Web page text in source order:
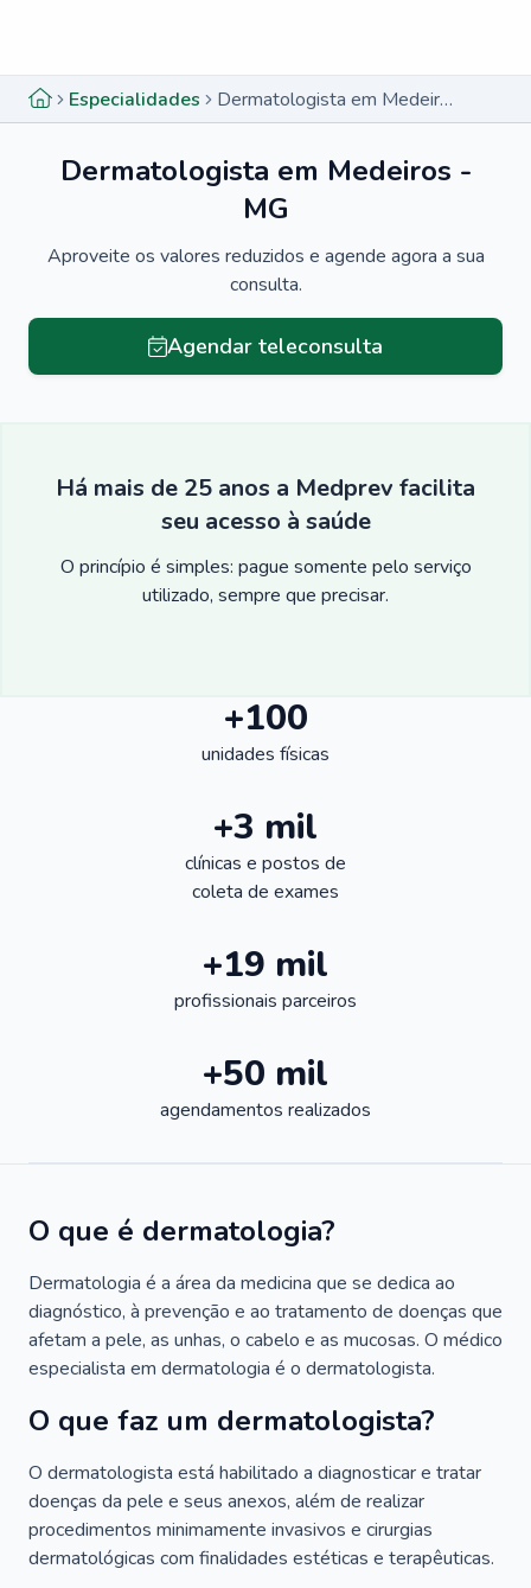
Especialidades Dermatologista em Medeiros - MG
Dermatologista em Medeiros -
MG
Aproveite os valores reduzidos e agende agora a sua
consulta.
Agendar teleconsulta
Há mais de 25 anos a Medprev facilita
seu acesso à saúde
O princípio é simples: pague somente pelo serviço
utilizado, sempre que precisar.
+100
unidades físicas
+3 mil
clínicas e postos de
coleta de exames
+19 mil
profissionais parceiros
+50 mil
agendamentos realizados
O que é dermatologia?
Dermatologia é a área da medicina que se dedica ao
diagnóstico, à prevenção e ao tratamento de doenças que
afetam a pele, as unhas, o cabelo e as mucosas. O médico
especialista em dermatologia é o dermatologista.
O que faz um dermatologista?
O dermatologista está habilitado a diagnosticar e tratar
doenças da pele e seus anexos, além de realizar
procedimentos minimamente invasivos e cirurgias
dermatológicas com finalidades estéticas e terapêuticas.